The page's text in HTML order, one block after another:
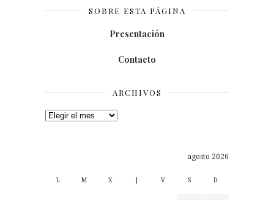
SOBRE ESTA PÁGINA
Presentación
Contacto
ARCHIVOS
Archivos
agosto 2026
L M X J V S D